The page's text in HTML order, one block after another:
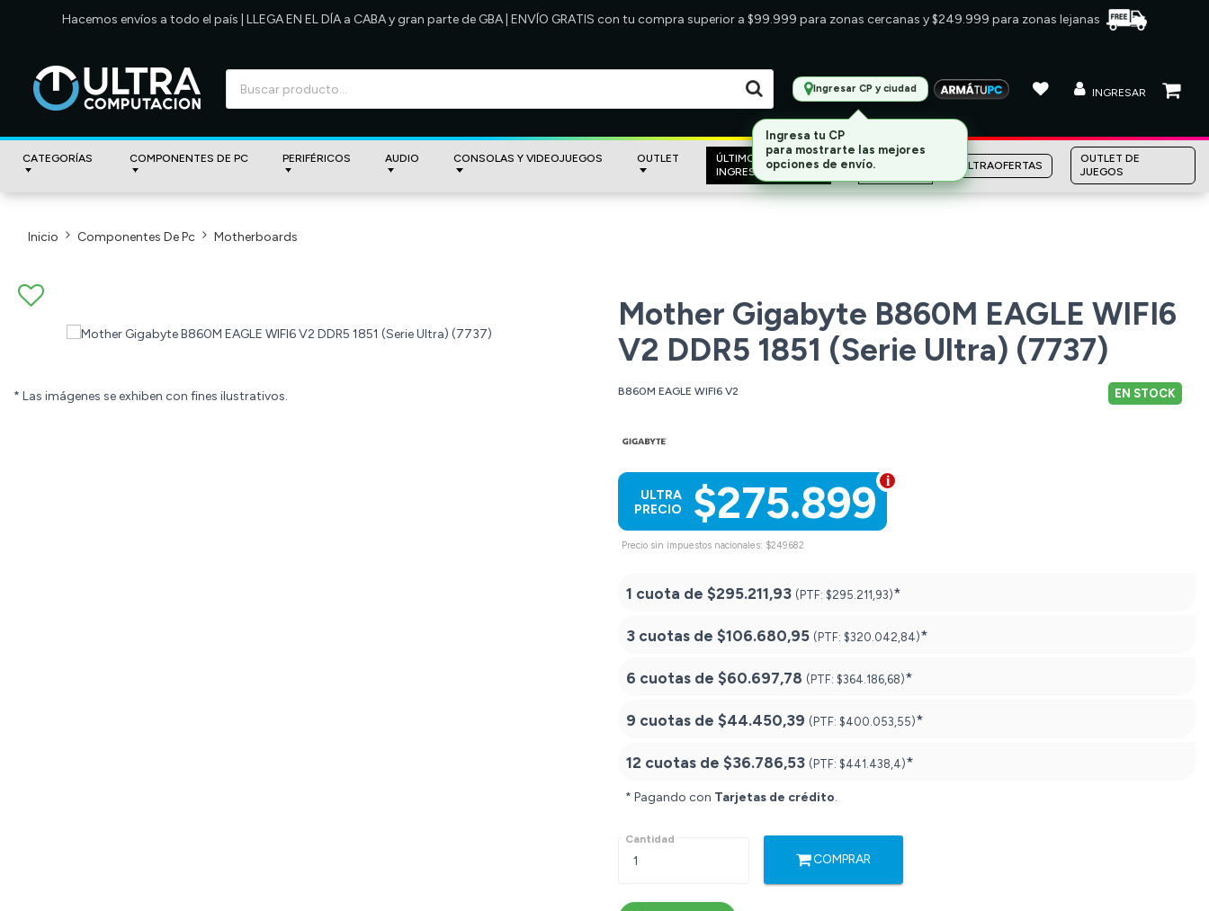
Hacemos envíos a todo el país | LLEGA EN EL DÍA a CABA y gran parte de GBA | ENVÍO GRATIS con tu compra superior a $99.999 para zonas cercanas y $249.999 para zonas lejanas
Ingresar CP y ciudad INGRESAR
CATEGORÍAS COMPONENTES DE PC PERIFÉRICOS AUDIO CONSOLAS Y VIDEOJUEGOS OUTLET
ÚLTIMOS
INGRESOS
MARCAS
ULTRAOFERTAS
OUTLET DE
JUEGOS
Inicio Componentes De Pc Motherboards
* Las imágenes se exhiben con fines ilustrativos.
Mother Gigabyte B860M EAGLE WIFI6
V2 DDR5 1851 (Serie Ultra) (7737)
B860M EAGLE WIFI6 V2 EN STOCK
$275.899
ULTRA
PRECIO
Precio sin impuestos nacionales: $249.682
1 cuota de $295.211,93 (PTF: $295.211,93)*
3 cuotas de $106.680,95 (PTF: $320.042,84)*
6 cuotas de $60.697,78 (PTF: $364.186,68)*
9 cuotas de $44.450,39 (PTF: $400.053,55)*
12 cuotas de $36.786,53 (PTF: $441.438,4)*
* Pagando con Tarjetas de crédito.
Cantidad
COMPRAR